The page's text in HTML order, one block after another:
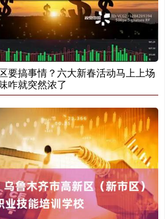
要搞事情？六大新春活动马上上场
咋就突然浓了